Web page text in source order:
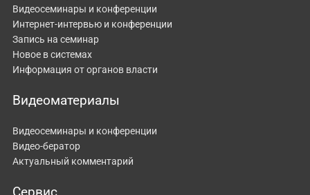
Видеосеминары и конференции
Интернет-интервью и конференции
Запись на семинар
Новое в системах
Информация от органов власти
Видеоматериалы
Видеосеминары и конференции
Видео-бератор
Актуальный комментарий